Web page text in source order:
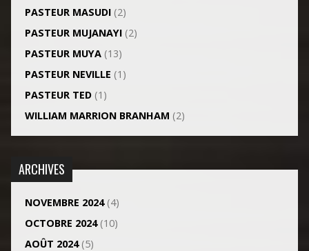
PASTEUR MASUDI(2)
PASTEUR MUJANAYI(2)
PASTEUR MUYA(13)
PASTEUR NEVILLE (1)
PASTEUR TED(1)
WILLIAM MARRION BRANHAM (2)
ARCHIVES
NOVEMBRE 2024(4)
OCTOBRE 2024(10)
AOÛT 2024(5)